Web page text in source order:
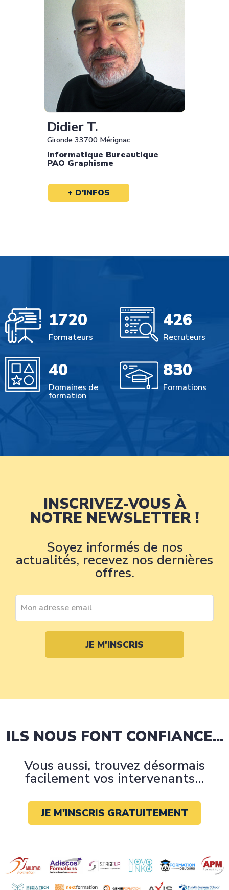
Didier T.
Gironde 33700 Mérignac
Informatique Bureautique
PAO Graphisme
+ D'INFOS
1720
Formateurs
426
Recruteurs
40
Domaines de
formation
830
Formations
INSCRIVEZ-VOUS À
NOTRE NEWSLETTER !
Soyez informés de nos
actualités, recevez nos dernières
offres.
JE M'INSCRIS
ILS NOUS FONT CONFIANCE...
Vous aussi, trouvez désormais
facilement vos intervenants...
JE M'INSCRIS GRATUITEMENT